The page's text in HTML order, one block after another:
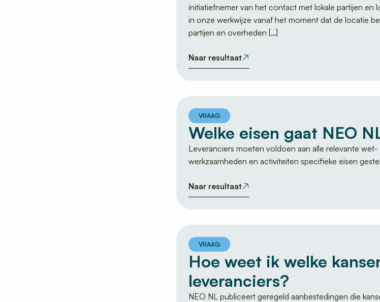
initiatiefnemer van het contact met lokale partijen en
in onze werkwijze vanaf het moment dat de locatie
partijen en overheden […]
Naar resultaat
VRAAG
Welke eisen gaat NEO
Leveranciers moeten voldoen aan alle relevante
werkzaamheden en activiteiten specifieke eisen
Naar resultaat
VRAAG
Hoe weet ik welke
leveranciers?
NEO NL publiceert geregeld aanbestedingen die